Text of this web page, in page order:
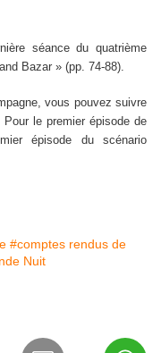
séance du quatrième
Bazar » (pp. 74-88).
vous pouvez suivre
Pour le premier épisode de
épisode du scénario
#comptes rendus de
Nuit